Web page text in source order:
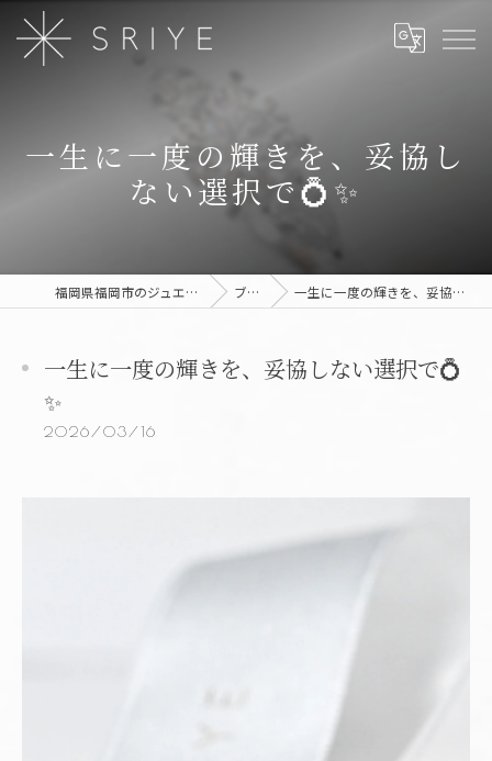
一生に一度の輝きを、妥協し
ない選択で💍✨
福岡県福岡市のジュエリーならSRIYE ブログ 一生に一度の輝きを、妥協しない選択で💍✨
一生に一度の輝きを、妥協しない選択で💍
✨
2026/03/16